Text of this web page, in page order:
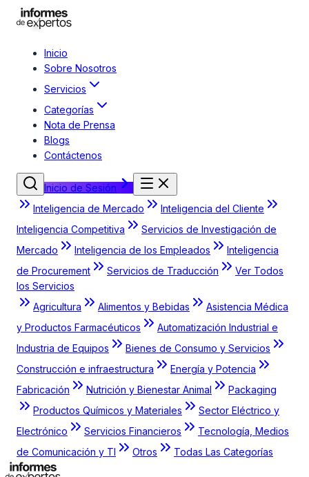
Inicio
Sobre Nosotros
Servicios
Categorías
Nota de Prensa
Blogs
Contáctenos
Inicio de Sesión
Inteligencia de Mercado
Inteligencia del Cliente
Inteligencia Competitiva
Servicios de Investigación de
Mercado
Inteligencia de los Empleados
Inteligencia
de Procurement
Servicios de Traducción
Ver Todos
los Servicios
Agricultura
Alimentos y Bebidas
Asistencia Médica
y Productos Farmacéuticos
Automatización Industrial e
Industria de Equipos
Bienes de Consumo y Servicios
Construcción e infraestructura
Energía y Potencia
Fabricación
Nutrición y Bienestar Animal
Packaging
Productos Químicos y Materiales
Sector Eléctrico y
Electrónico
Servicios Financieros
Tecnología, Medios
de Comunicación y TI
Otros Todas Las Categorías